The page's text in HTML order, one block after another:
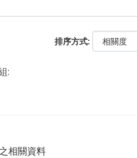
排序方式
:
相關資料